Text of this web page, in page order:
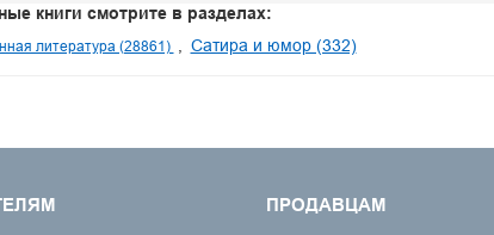
книги смотрите в разделах:
литература (28861) Сатира и юмор (332)
ПРОДАВЦАМ